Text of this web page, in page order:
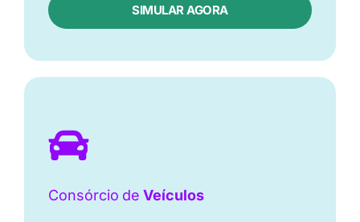
SIMULAR AGORA​
Consórcio de Veículos